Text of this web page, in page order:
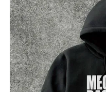
カテゴリ
PREMIUM オンライン限定